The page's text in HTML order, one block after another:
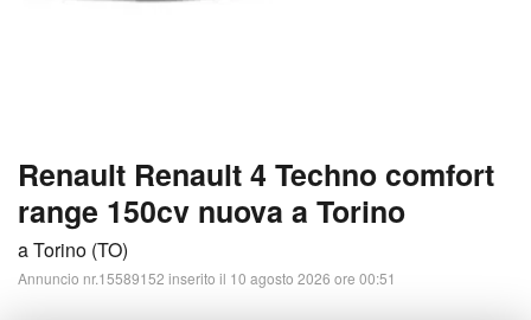
Renault Renault 4 Techno comfort
range 150cv nuova a Torino
a Torino (TO)
Annuncio nr.15589152 inserito il 10 agosto 2026 ore 00:51